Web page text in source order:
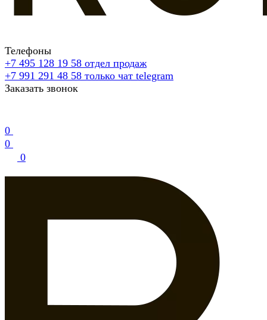
Телефоны
+7 495 128 19 58 отдел продаж
+7 991 291 48 58 только чат telegram
Заказать звонок
0
0
0